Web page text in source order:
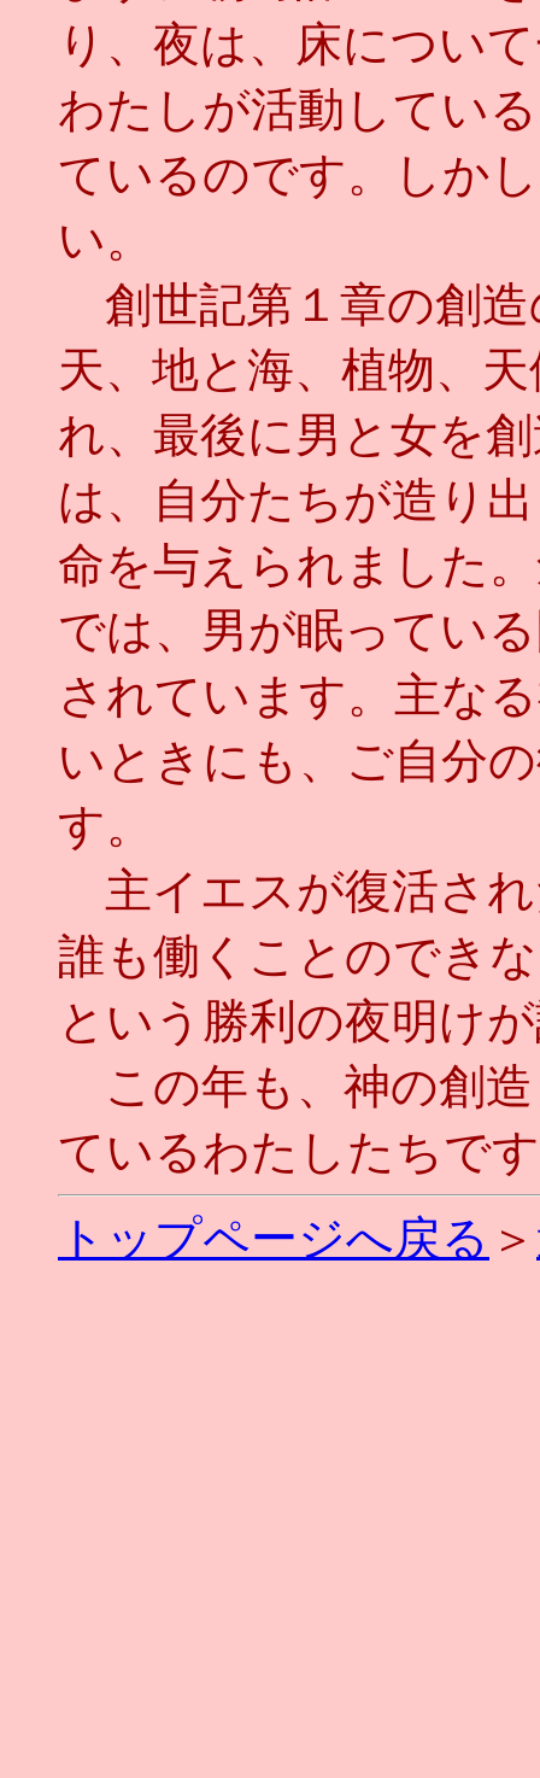
り、夜は、床につい
わたしが活動してい
ているのです。しか
い。
創世記第１章の創造
天、地と海、植物、
れ、最後に男と女を
は、自分たちが造り
命を与えられました
では、男が眠ってい
されています。主な
いときにも、ご自分
す。
主イエスが復活さ
誰も働くことのでき
という勝利の夜明け
この年も、神の創
ているわたしたちで
トップページへ戻る ＞